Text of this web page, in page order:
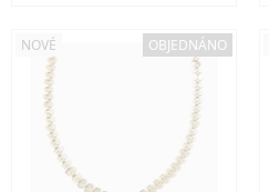
NOVÉ OBJEDNÁNO